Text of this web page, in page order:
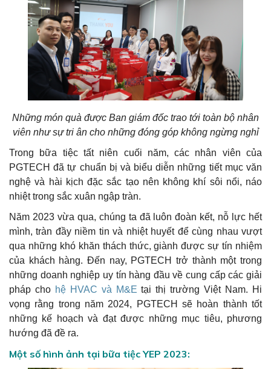
Những món quà được Ban giám đốc trao tới toàn bộ nhân
viên như sự tri ân cho những đóng góp không ngừng nghỉ
Trong bữa tiệc tất niên cuối năm, các nhân viên của
PGTECH đã tự chuẩn bị và biểu diễn những tiết mục văn
nghệ và hài kịch đặc sắc tạo nên không khí sôi nổi, náo
nhiệt trong sắc xuân ngập tràn.
Năm 2023 vừa qua, chúng ta đã luôn đoàn kết, nỗ lực hết
mình, tràn đầy niềm tin và nhiệt huyết để cùng nhau vượt
qua những khó khăn thách thức, giành được sự tín nhiệm
của khách hàng. Đến nay, PGTECH trở thành một trong
những doanh nghiệp uy tín hàng đầu về cung cấp các giải
pháp cho hệ HVAC và M&E tại thị trường Việt Nam. Hi
vọng rằng trong năm 2024, PGTECH sẽ hoàn thành tốt
những kế hoạch và đạt được những mục tiêu, phương
hướng đã đề ra.
Một số hình ảnh tại bữa tiệc YEP 2023: